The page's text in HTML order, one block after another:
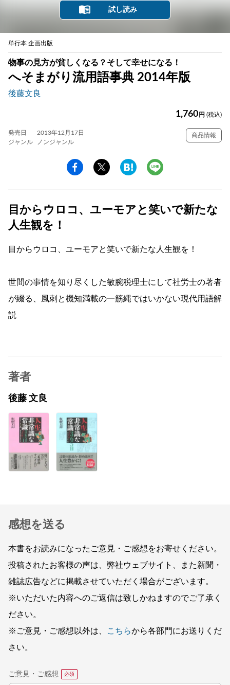
試し読み
単行本 企画出版
物事の見方が貧しくなる？そして幸せになる！
へそまがり流用語事典 2014年版
後藤文良
1,760 円 (税込)
発売日
2013年12月17日
ジャンル
ノンジャンル
商品情報
目からウロコ、ユーモアと笑いで新たな
人生観を！
目からウロコ、ユーモアと笑いで新たな人生観を！
世間の事情を知り尽くした敏腕税理士にして社労士の著者
が綴る、風刺と機知満載の一筋縄ではいかない現代用語解
説
著者
後藤 文良
感想を送る
本書をお読みになったご意見・ご感想をお寄せください。
投稿されたお客様の声は、弊社ウェブサイト、また新聞・
雑誌広告などに掲載させていただく場合がございます。
※いただいた内容へのご返信は致しかねますのでご了承く
ださい。
※ご意見・ご感想以外は、
こちらから各部門にお送りくだ
さい。
ご意見・ご感想